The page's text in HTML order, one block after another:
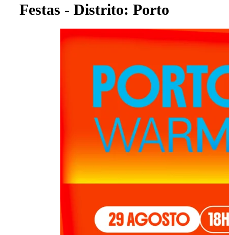
Festas - Distrito: Porto